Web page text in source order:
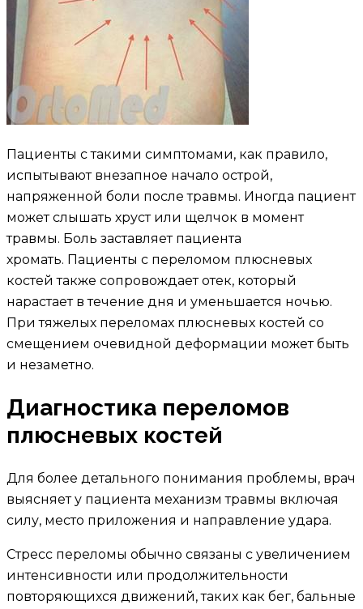
Пациенты с такими симптомами, как правило,
испытывают внезапное начало острой,
напряженной боли после травмы. Иногда пациент
может слышать хруст или щелчок в момент
травмы. Боль заставляет пациента
хромать. Пациенты с переломом плюсневых
костей также сопровождает отек, который
нарастает в течение дня и уменьшается ночью.
При тяжелых переломах плюсневых костей со
смещением очевидной деформации может быть
и незаметно.
Диагностика переломов
плюсневых костей
Для более детального понимания проблемы, врач
выясняет у пациента механизм травмы включая
силу, место приложения и направление удара.
Стресс переломы обычно связаны с увеличением
интенсивности или продолжительности
повторяющихся движений, таких как бег, бальные